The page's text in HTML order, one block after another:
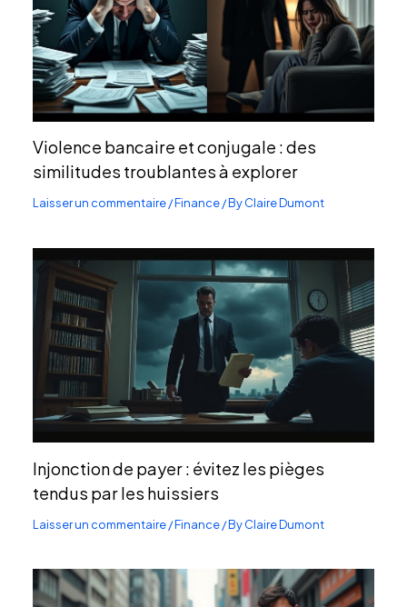
Violence bancaire et conjugale : des
similitudes troublantes à explorer
Laisser un commentaire/Finance/ ByClaire Dumont
Injonction de payer : évitez les pièges
tendus par les huissiers
Laisser un commentaire/Finance/ ByClaire Dumont